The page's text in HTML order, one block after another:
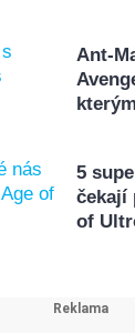
Ant-
5
čekají
of